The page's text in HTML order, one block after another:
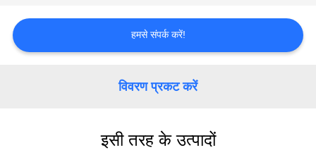
एक
उद्धरण
हमसे संपर्क करें!
विवरण प्रकट करें
इसी तरह के उत्पादों